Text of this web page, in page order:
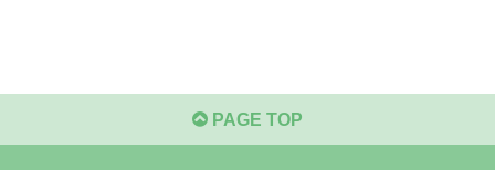
PAGE TOP